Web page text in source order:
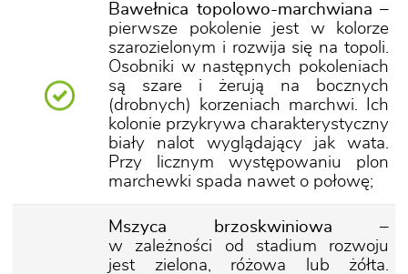
Bawełnica topolowo-marchwiana –
pierwsze pokolenie jest w kolorze
szarozielonym i rozwija się na topoli.
Osobniki w następnych pokoleniach
są szare i żerują na bocznych
(drobnych) korzeniach marchwi. Ich
kolonie przykrywa charakterystyczny
biały nalot wyglądający jak wata.
Przy licznym występowaniu plon
marchewki spada nawet o połowę;
Mszyca brzoskwiniowa –
w zależności od stadium rozwoju
jest zielona, różowa lub żółta.